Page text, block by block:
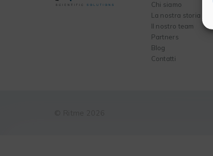
Chi siamo
La nostra storia
Il nostro team
Partners
Blog
Contatti